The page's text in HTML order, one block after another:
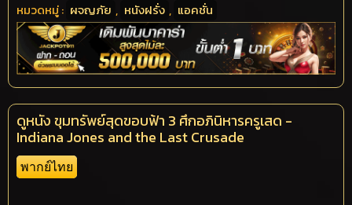
หมวดหมู่ : ผจญภัย , หนังฝรั่ง , แอคชั่น
ดูหนัง ขุมทรัพย์สุดขอบฟ้า 3 ศึกอภินิหารครูเสด -
Indiana Jones and the Last Crusade
พากย์ไทย